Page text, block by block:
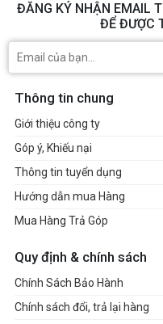
ĐĂNG KÝ NHẬN EMAIL
ĐỂ ĐƯỢC
Thông tin chung
Giới thiệu công ty
Góp ý, Khiếu nại
Thông tin tuyển dụng
Hướng dẫn mua Hàng
Mua Hàng Trả Góp
Quy định & chính sách
Chính Sách Bảo Hành
Chính sách đổi, trả lại hàng